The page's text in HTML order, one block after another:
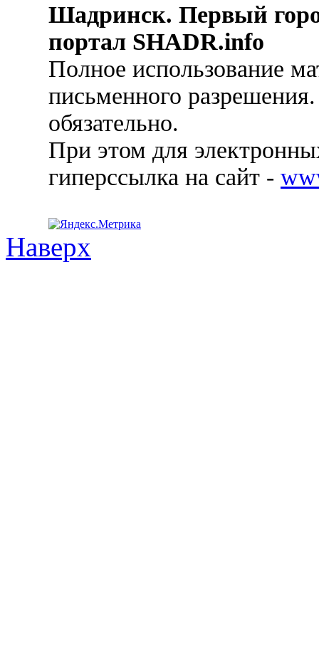
Шадринск. Первый
портал SHADR.info
Полное использование
письменного
обязательно.
При этом для
гиперссылка на сайт -
Наверх